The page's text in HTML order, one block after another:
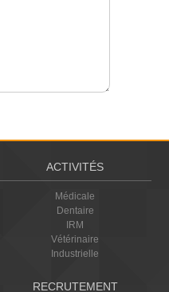
ACTIVITÉS
Médicale
Dentaire
IRM
Vétérinaire
Industrielle
RECRUTEMENT